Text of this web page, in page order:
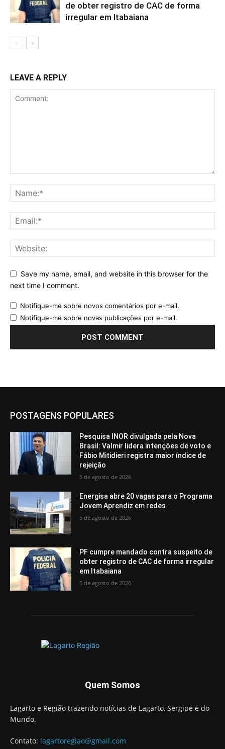
de obter registro de CAC de forma
irregular em Itabaiana
LEAVE A REPLY
Save my name, email, and website in this browser for the
next time I comment.
Notifique-me sobre novos comentários por e-mail.
Notifique-me sobre novas publicações por e-mail.
POSTAGENS POPULARES
Pesquisa INOR divulgada pela Nova
Brasil: Valmir lidera intenções de voto e
Fábio Mitidieri registra maior índice de
rejeição
5 de agosto de 2026
Energisa abre 20 vagas para o Programa
Jovem Aprendiz em redes
5 de agosto de 2026
PF cumpre mandado contra suspeito de
obter registro de CAC de forma irregular
em Itabaiana
5 de agosto de 2026
Quem Somos
Lagarto e Região trazendo notícias de Lagarto, Sergipe e do
Mundo.
Contato: lagartoregiao@gmail.com